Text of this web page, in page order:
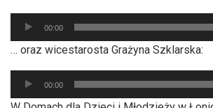
Odtwarzacz
plików
dźwiękowych
00:00
… oraz wicestarosta Grażyna Szklarska:
Odtwarzacz
plików
00:00